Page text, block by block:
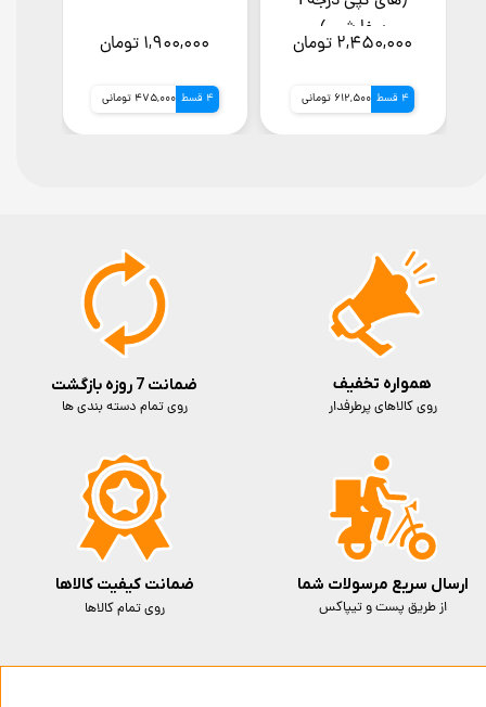
۱,۹۰۰,۰۰۰ تومان
4 قسط 475,000 تومانی
سفارشی )
۲,۴۵۰,۰۰۰ تومان
4 قسط 612,500 تومانی
ضمانت 7 روزه بازگشت
روی تمام دسته بندی ها
ارسال سریع مرسولات شما
از طریق پست و تیپاکس
ضمانت کیفیت کالاها
روی تمام کالاها
همواره تخفیف
روی کالاهای پرطرفدار